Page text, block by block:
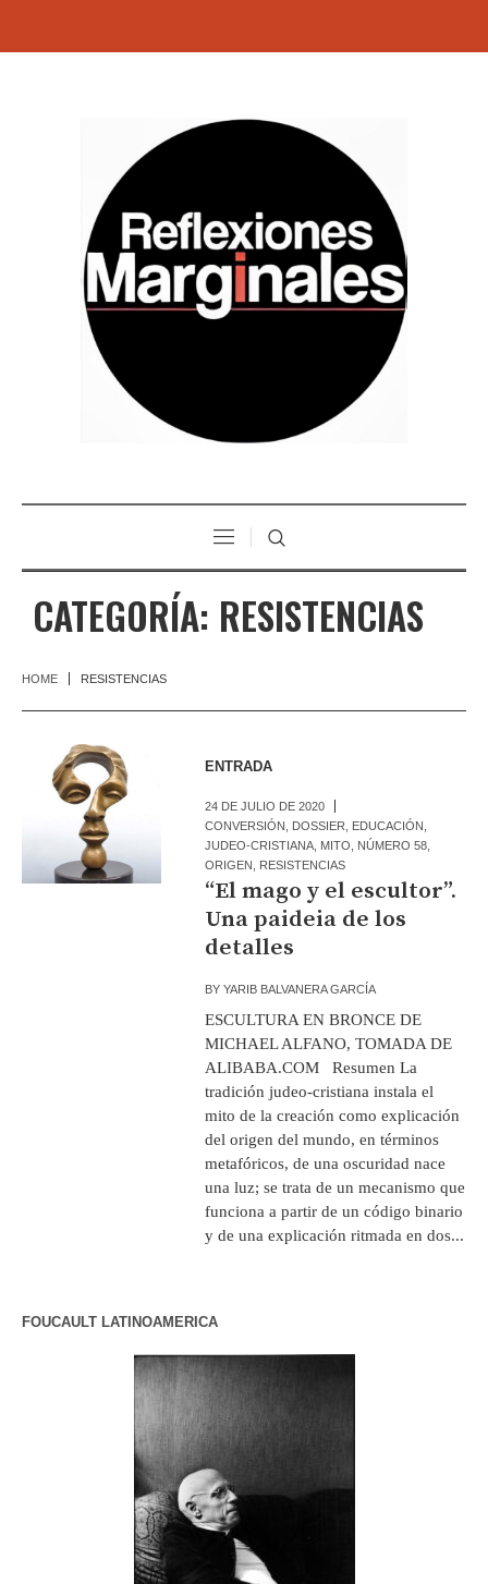
CATEGORÍA: RESISTENCIAS
HOME RESISTENCIAS
ENTRADA
24 DE JULIO DE 2020
CONVERSIÓN
DOSSIER EDUCACIÓN
JUDEO-CRISTIANA MITO NÚMERO 58
ORIGEN
RESISTENCIAS
“El mago y el escultor”.
Una paideia de los
detalles
BYYARIB BALVANERA GARCÍA
ESCULTURA EN BRONCE DE
MICHAEL ALFANO, TOMADA DE
ALIBABA.COM Resumen La
tradición judeo-cristiana instala el
mito de la creación como explicación
del origen del mundo, en términos
metafóricos, de una oscuridad nace
una luz; se trata de un mecanismo que
funciona a partir de un código binario
y de una explicación ritmada en dos...
FOUCAULT LATINOAMERICA